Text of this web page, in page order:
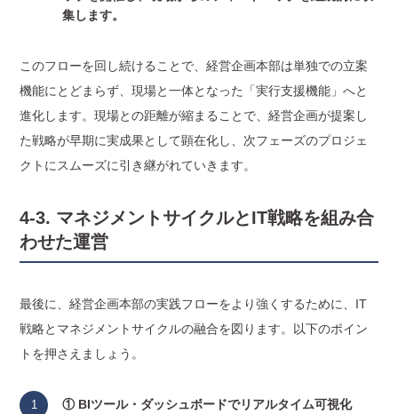
集します。
このフローを回し続けることで、経営企画本部は単独での立案
機能にとどまらず、現場と一体となった「実行支援機能」へと
進化します。現場との距離が縮まることで、経営企画が提案し
た戦略が早期に実成果として顕在化し、次フェーズのプロジェ
クトにスムーズに引き継がれていきます。
4-3. マネジメントサイクルとIT戦略を組み合
わせた運営
最後に、経営企画本部の実践フローをより強くするために、IT
戦略とマネジメントサイクルの融合を図ります。以下のポイン
トを押さえましょう。
① BIツール・ダッシュボードでリアルタイム可視化